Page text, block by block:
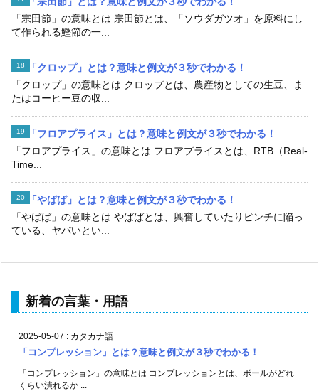
「宗田節」の意味とは 宗田節とは、「ソウダガツオ」を原料にし
て作られる鰹節の一...
「クロップ」とは？意味と例文が３秒でわかる！
「クロップ」の意味とは クロップとは、農産物としての生豆、ま
たはコーヒー豆の収...
「フロアプライス」とは？意味と例文が３秒でわかる！
「フロアプライス」の意味とは フロアプライスとは、RTB（Real-
Time...
「やばば」とは？意味と例文が３秒でわかる！
「やばば」の意味とは やばばとは、興奮していたりピンチに陥っ
ている、ヤバいとい...
新着の言葉・用語
2025-05-07 : カタカナ語
「コンプレッション」とは？意味と例文が３秒でわかる！
「コンプレッション」の意味とは コンプレッションとは、ボールがどれ
くらい潰れるか ...